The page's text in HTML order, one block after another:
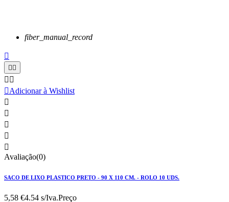
fiber_manual_record

 
 
Adicionar à Wishlist





Avaliação(0)
SACO DE LIXO PLASTICO PRETO - 90 X 110 CM. - ROLO 10 UDS.
5,58 €4.54 s/Iva.Preço